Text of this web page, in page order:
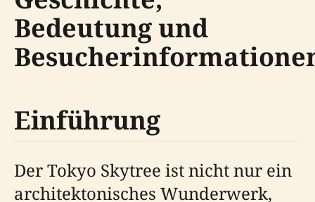
Bedeutung und
Einführung
Der Tokyo Skytree ist nicht nur ein
architektonisches Wunderwerk,